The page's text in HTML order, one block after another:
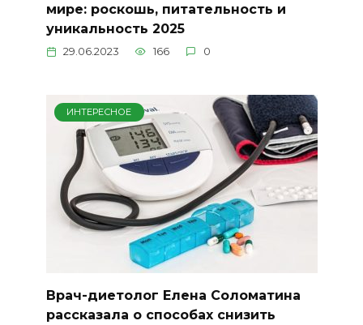
мире: роскошь, питательность и
уникальность 2025
29.06.2023 166 0
ИНТЕРЕСНОЕ
Врач-диетолог Елена Соломатина
рассказала о способах снизить